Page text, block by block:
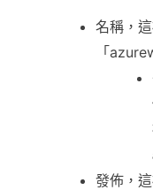
名稱，
「
發佈，